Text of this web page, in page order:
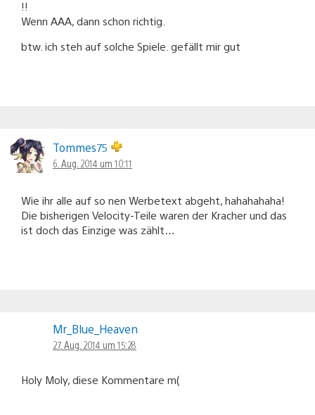
!!
Wenn AAA, dann schon richtig.
btw. ich steh auf solche Spiele. gefällt mir gut
Tommes75
6. Aug. 2014 um 10:11
Wie ihr alle auf so nen Werbetext abgeht, hahahahaha!
Die bisherigen Velocity-Teile waren der Kracher und das
ist doch das Einzige was zählt…
Mr_Blue_Heaven
27. Aug. 2014 um 15:28
Holy Moly, diese Kommentare m(